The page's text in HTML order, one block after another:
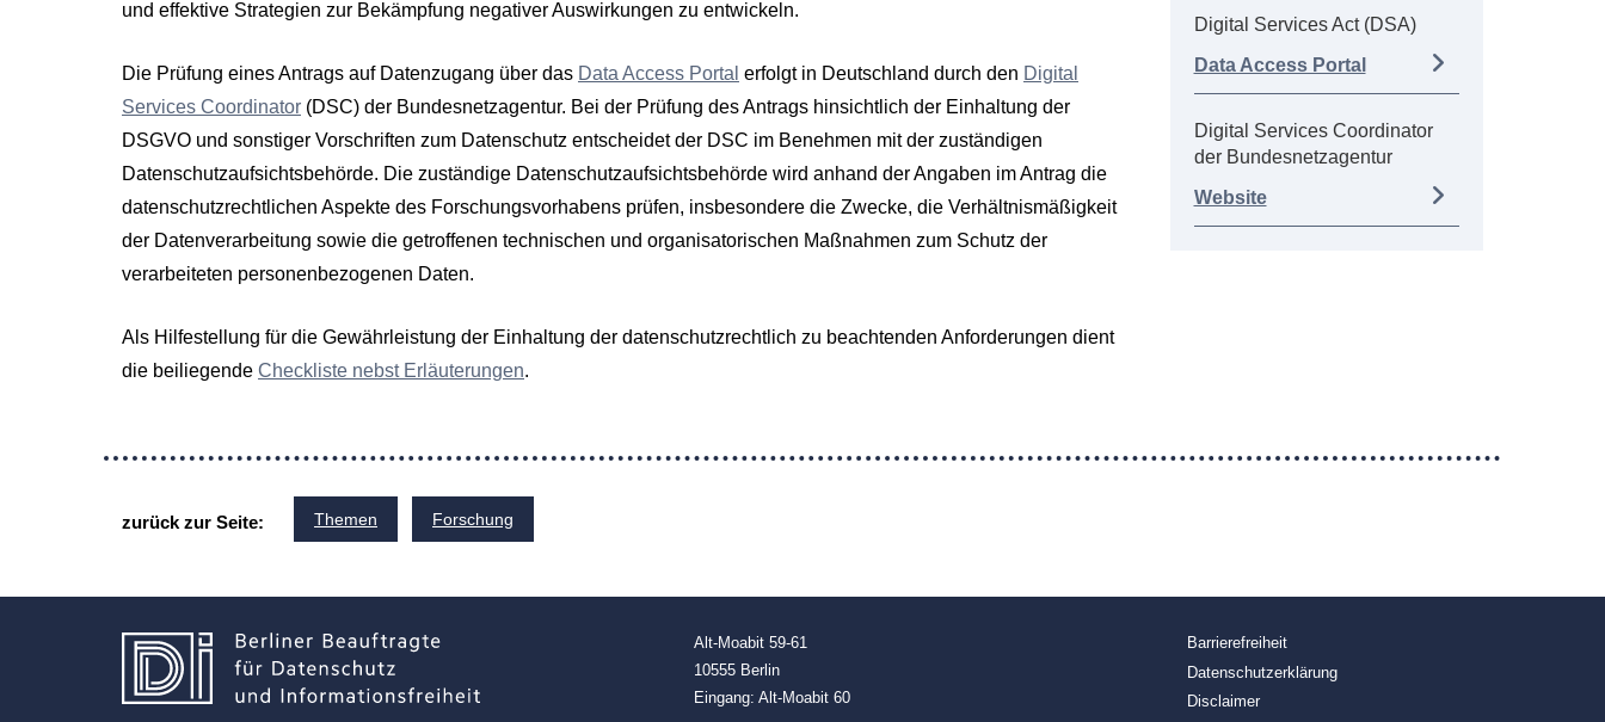
und effektive Strategien zur Bekämpfung negativer Auswirkungen zu entwickeln.
Die Prüfung eines Antrags auf Datenzugang über das Data Access Portal erfolgt in Deutschland durch den Digital
Services Coordinator (DSC) der Bundesnetzagentur. Bei der Prüfung des Antrags hinsichtlich der Einhaltung der
DSGVO und sonstiger Vorschriften zum Datenschutz entscheidet der DSC im Benehmen mit der zuständigen
Datenschutzaufsichtsbehörde. Die zuständige Datenschutzaufsichtsbehörde wird anhand der Angaben im Antrag die
datenschutzrechtlichen Aspekte des Forschungsvorhabens prüfen, insbesondere die Zwecke, die Verhältnismäßigkeit
der Datenverarbeitung sowie die getroffenen technischen und organisatorischen Maßnahmen zum Schutz der
verarbeiteten personenbezogenen Daten.
Als Hilfestellung für die Gewährleistung der Einhaltung der datenschutzrechtlich zu beachtenden Anforderungen dient
die beiliegende Checkliste nebst Erläuterungen.
Digital Services Act (DSA)
Data Access Portal
Digital Services Coordinator
der Bundesnetzagentur
Website
zurück zur Seite: Themen Forschung
Alt-Moabit 59-61
10555 Berlin
Eingang: Alt-Moabit 60
Barrierefreiheit
Datenschutzerklärung
Disclaimer